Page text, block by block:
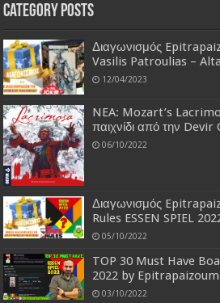
Category Posts
Διαγωνισμός
Vasilis Patroulias –
12/04/2023
NEA: Mozart’s
παιχνίδι από την Devir
06/10/2022
Διαγωνισμός
Rules ESSEN SPIEL
05/10/2022
TOP 30 Must Have
2022 by
03/10/2022